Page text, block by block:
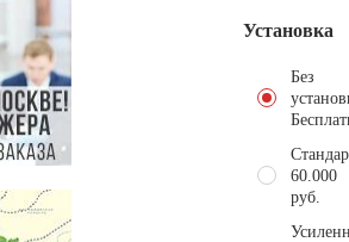
Установка
Без
60.000
руб.